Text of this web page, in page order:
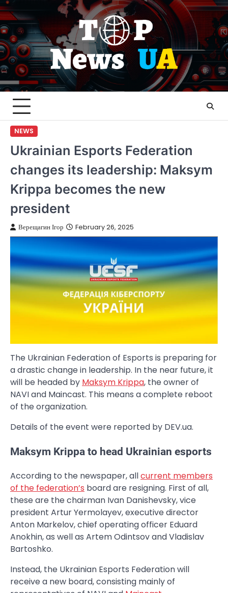
Skip
to
content
NEWS
Ukrainian Esports Federation
changes its leadership: Maksym
Krippa becomes the new
president
Верещагин Ігор February 26, 2025
The Ukrainian Federation of Esports is preparing for
a drastic change in leadership. In the near future, it
will be headed by Maksym Krippa, the owner of
NAVI and Maincast. This means a complete reboot
of the organization.
Details of the event were reported by DEV.ua.
Maksym Krippa to head Ukrainian esports
According to the newspaper, allcurrent members
of the federation’s board are resigning. First of all,
these are the chairman Ivan Danishevsky, vice
president Artur Yermolayev, executive director
Anton Markelov, chief operating officer Eduard
Anokhin, as well as Artem Odintsov and Vladislav
Bartoshko.
Instead, the Ukrainian Esports Federation will
receive a new board, consisting mainly of